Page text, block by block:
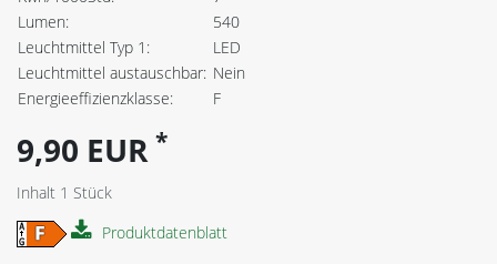
Lumen:
540
Leuchtmittel Typ 1:
LED
Leuchtmittel austauschbar: Nein
Energieeffizienzklasse:
F
9,90 EUR *
Inhalt 1 Stück
Produktdatenblatt